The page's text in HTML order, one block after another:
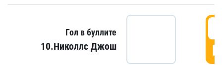
Гол в буллите
10.Николлс Джош